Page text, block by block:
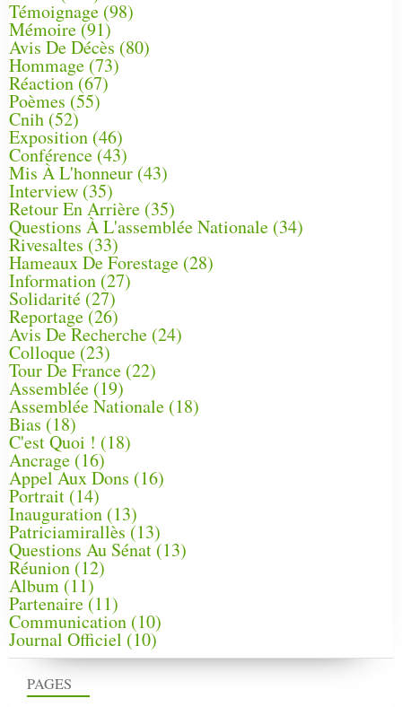
PAGES
Témoignage (98)
Mémoire (91)
Avis De Décès (80)
Hommage (73)
Réaction(67)
Poèmes (55)
Cnih (52)
Exposition (46)
Conférence(43)
Mis À L'honneur (43)
Interview (35)
Retour En Arrière (35)
Questions À L'assemblée Nationale (34)
Rivesaltes (33)
Hameaux De Forestage (28)
Information (27)
Solidarité (27)
Reportage (26)
Avis De Recherche (24)
Colloque (23)
Tour De France (22)
Assemblée (19)
Assemblée Nationale (18)
Bias (18)
C'est Quoi ! (18)
Ancrage (16)
Appel Aux Dons (16)
Portrait (14)
Inauguration (13)
Patriciamirallès (13)
Questions Au Sénat(13)
Réunion (12)
Album (11)
Partenaire(11)
Communication (10)
Journal Officiel (10)